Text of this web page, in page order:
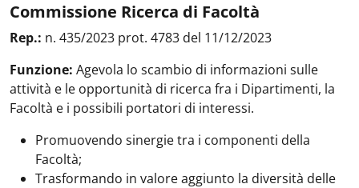
Commissione Ricerca di Facoltà
Rep.: n. 435/2023 prot. 4783 del 11/12/2023
Funzione: Agevola lo scambio di informazioni sulle
attività e le opportunità di ricerca fra i Dipartimenti, la
Facoltà e i possibili portatori di interessi.
Promuovendo sinergie tra i componenti della
Facoltà;
Trasformando in valore aggiunto la diversità delle